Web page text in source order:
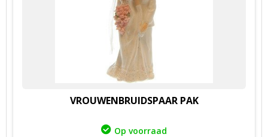
VROUWENBRUIDSPAAR PAK
Op voorraad